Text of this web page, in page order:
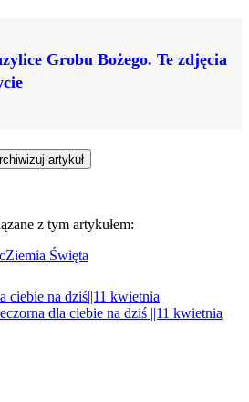
Grobu Bożego. Te zdjęcia
artykuł
z tym artykułem:
Ziemia Święta
ciebie na dziś||11 kwietnia
dla ciebie na dziś ||11 kwietnia